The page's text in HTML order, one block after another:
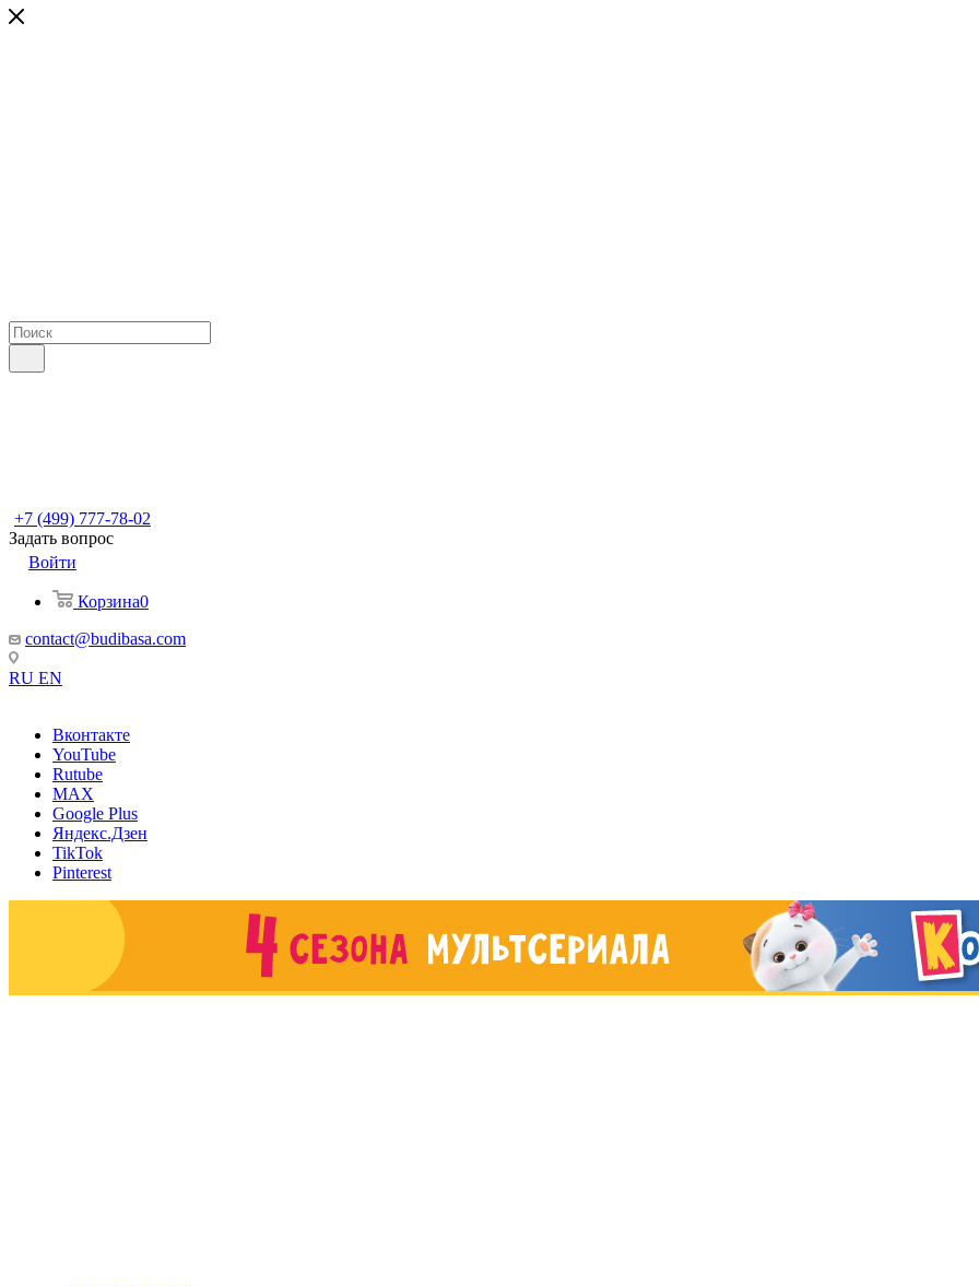
+7 (499) 777-78-02
Задать вопрос
Войти
Корзина0
contact@budibasa.com
RU EN
Вконтакте
YouTube
Rutube
MAX
Google Plus
Яндекс.Дзен
TikTok
Pinterest